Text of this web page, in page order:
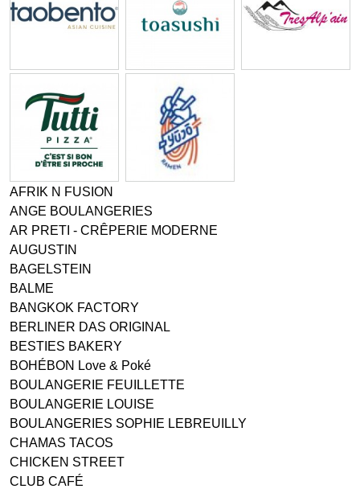
AFRIK N FUSION
ANGE BOULANGERIES
AR PRETI - CRÊPERIE MODERNE
AUGUSTIN
BAGELSTEIN
BALME
BANGKOK FACTORY
BERLINER DAS ORIGINAL
BESTIES BAKERY
BOHÉBON Love & Poké
BOULANGERIE FEUILLETTE
BOULANGERIE LOUISE
BOULANGERIES SOPHIE LEBREUILLY
CHAMAS TACOS
CHICKEN STREET
CLUB CAFÉ